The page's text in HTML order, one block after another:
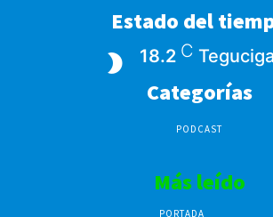
Estado del
18.2 C
Categorías
PODCAST
Más leído
PORTADA